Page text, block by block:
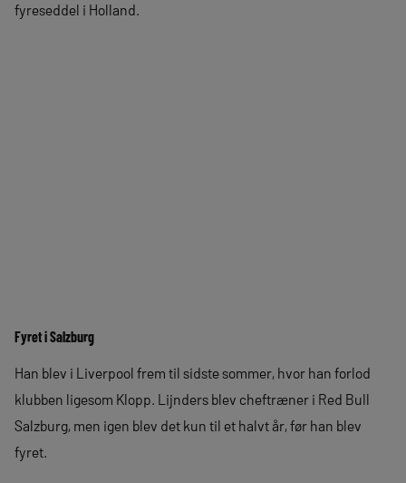
fyreseddel i Holland.
Fyret i Salzburg
Han blev i Liverpool frem til sidste sommer, hvor han forlod
klubben ligesom Klopp. Lijnders blev cheftræner i Red Bull
Salzburg, men igen blev det kun til et halvt år, før han blev
fyret.